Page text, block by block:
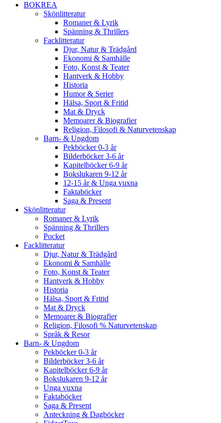
BOKREA
Skönlitteratur
Romaner & Lyrik
Spänning & Thrillers
Facklitteratur
Djur, Natur & Trädgård
Ekonomi & Samhälle
Foto, Konst & Teater
Hantverk & Hobby
Historia
Humor & Serier
Hälsa, Sport & Fritid
Mat & Dryck
Memoarer & Biografier
Religion, Filosofi & Naturvetenskap
Barn- & Ungdom
Pekböcker 0-3 år
Bilderböcker 3-6 år
Kapitelböcker 6-9 år
Bokslukaren 9-12 år
12-15 år & Unga vuxna
Faktaböcker
Saga & Present
Skönlitteratur
Romaner & Lyrik
Spänning & Thrillers
Pocket
Facklitteratur
Djur, Natur & Trädgård
Ekonomi & Samhälle
Foto, Konst & Teater
Hantverk & Hobby
Historia
Hälsa, Sport & Fritid
Mat & Dryck
Memoarer & Biografier
Religion, Filosofi % Naturvetenskap
Språk & Resor
Barn- & Ungdom
Pekböcker 0-3 år
Bilderböcker 3-6 år
Kapitelböcker 6-9 år
Bokslukaren 9-12 år
Unga vuxna
Faktaböcker
Saga & Present
Anteckning & Dagböcker